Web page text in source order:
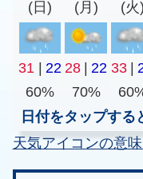
(日)
(月)
(火)
31 22 28 22 33
60%
70%
日付をタップす
天気アイコンの意